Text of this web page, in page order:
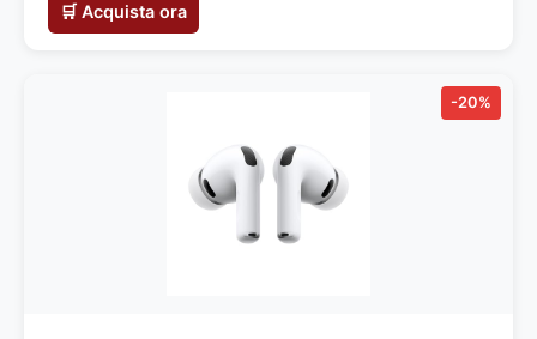
🛒 Acquista ora
-20%